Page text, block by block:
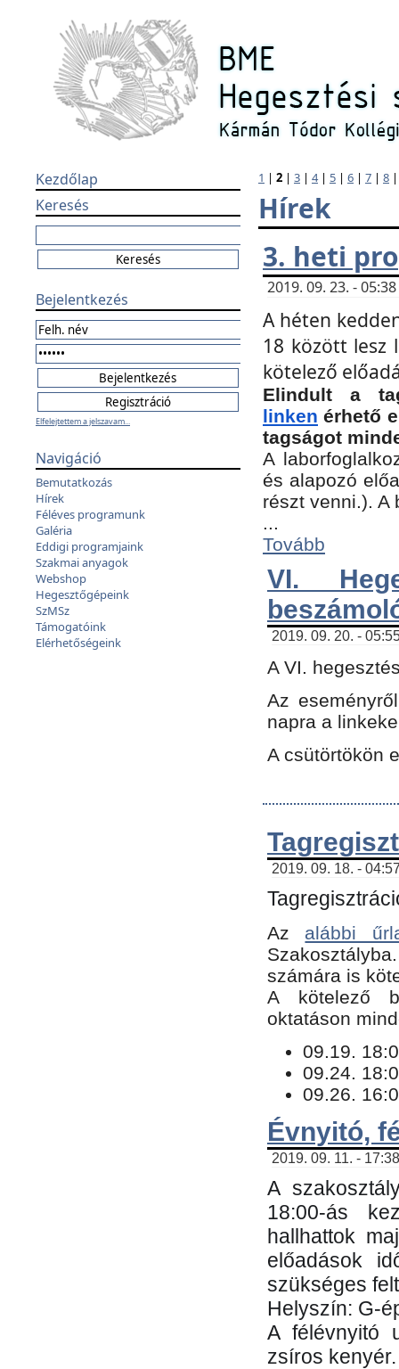
Kezdőlap
Keresés
Bejelentkezés
Elfelejtettem a jelszavam...
Navigáció
Bemutatkozás
Hírek
Féléves programunk
Galéria
Eddigi programjaink
Szakmai anyagok
Webshop
Hegesztőgépeink
SzMSz
Támogatóink
Elérhetőségeink
1 | 2 | 3 | 4| 5 | 6 | 7 | 8
Hírek
3. heti
2019. 09. 23. -
A héten
18 között lesz
kötelező
Elindult a
linken érhető
tagságot
A
és alapozó
részt venni.).
...
Tovább
VI.
2019. 09. 20. -
A VI.
Az
napra a
A csütörtökön
2019. 09. 18. -
Az alábbi
számára is
​A kötelező
oktatáson
09.19.
09.24.
09.26.
Évnyitó,
2019. 09. 11. -
A
18:00-ás
hallhattok
előadások
szükséges
Helyszín: G-
A félévnyitó
zsíros kenyér.